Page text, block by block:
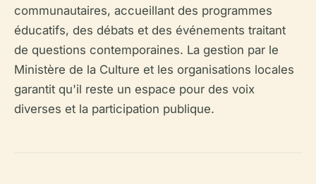
communautaires, accueillant des programmes
éducatifs, des débats et des événements traitant
de questions contemporaines. La gestion par le
Ministère de la Culture et les organisations locales
garantit qu'il reste un espace pour des voix
diverses et la participation publique.